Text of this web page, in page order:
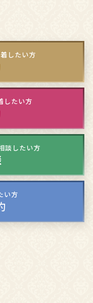
したい方
したい方
談したい方
い方